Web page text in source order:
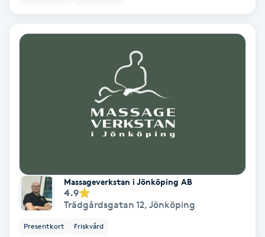
Lashlift Keratin
LPG-behandling
LPG-massage
Massageverkstan i Jönköping AB
4.9
Trädgårdsgatan 12, Jönköping
Presentkort Friskvård